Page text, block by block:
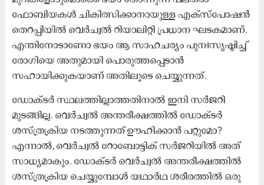
ഫോബിയകൾ ചികിത്സിക്കാനായുള്ള എക്സ്‍പോഷൻ
തെറപ്പിയിൽ വെർച്വൽ റിയാലിറ്റി പ്രധാന ഘടകമാണ്.
എന്തിനോടാണോ ഭയം ആ സാഹചര്യം പുനഃസൃഷ്ടിച്ച്
രോഗിയെ അതുമായി പൊരുത്തപ്പെടാൻ
സഹായിക്കുകയാണ് അതിലൂടെ ചെയ്യുന്നത്.
ഡോക്ടർ സ്ഥലത്തില്ലാത്തതിനാൽ ഇനി സർജറി
മുടങ്ങില്ല. വെർച്വൽ അന്തരീക്ഷത്തിൽ ഡോക്ടർ
ശസ്ത്രക്രിയ നടത്തുന്നത് ഊഹിക്കാൻ പറ്റുമോ?
എന്നാൽ, വെർച്വൽ റോബോട്ടിക് സർജറിയിൽ അത്
സാധ്യമാകും. ഡോക്ടർ വെർച്വൽ അന്തരീക്ഷത്തിൽ
ശസ്ത്രക്രിയ ചെയ്യുമ്പോൾ യഥാർഥ ശരീരത്തിൽ ഒരു